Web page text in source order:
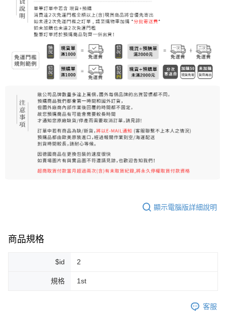
7-11取貨付款
每筆NT$80，滿NT$999(含以上)免運費
7-11純取貨 (先付款
每筆NT$80，滿NT$999(含以上)免運費
每筆NT$100，滿NT$999(含以上)免運費
離島宅配（澎湖、金門、馬祖、小琉球）
每筆NT$250，滿NT$3,000(含以上)免運費
付款後門市自取
顯示電腦版詳細說明
商品規格
$id 2
規格 1st
客服